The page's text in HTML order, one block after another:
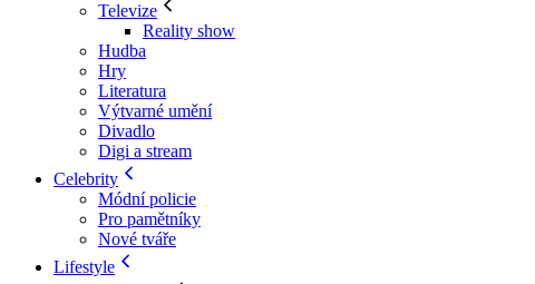
Televize
Reality show
Hudba
Hry
Literatura
Výtvarné umění
Divadlo
Digi a stream
Celebrity
Módní policie
Pro pamětníky
Nové tváře
Lifestyle